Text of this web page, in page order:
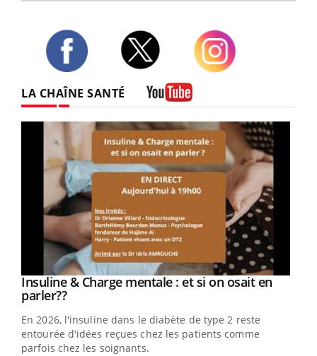
LA CHAÎNE SANTÉ
Youtube
Insuline & Charge mentale : et si on osait en
parler??Youtube
En 2026, l'insuline dans le diabète de type 2 reste
entourée d'idées reçues chez les patients comme
parfois chez les soignants.